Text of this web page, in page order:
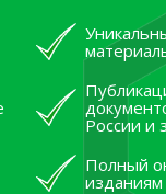
России и
Полный
изданиям